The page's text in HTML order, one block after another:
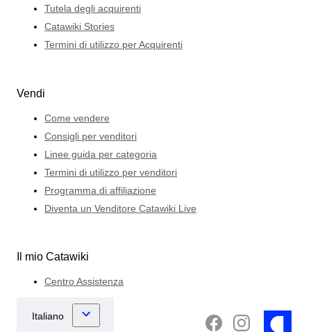
Tutela degli acquirenti
Catawiki Stories
Termini di utilizzo per Acquirenti
Vendi
Come vendere
Consigli per venditori
Linee guida per categoria
Termini di utilizzo per venditori
Programma di affiliazione
Diventa un Venditore Catawiki Live
Il mio Catawiki
Centro Assistenza